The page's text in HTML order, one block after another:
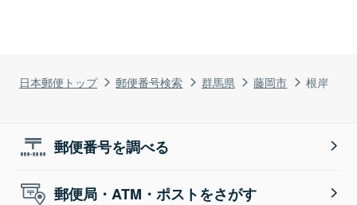
日本郵便トップ 郵便番号検索 群馬県 藤岡市 根岸
郵便番号を調べる
郵便局・ATM・ポストをさがす